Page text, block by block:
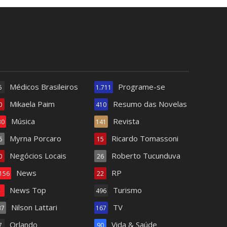
Médicos Brasileiros
Mikaela Paim
Música
Myrna Porcaro
Negócios Locais
News
News Top
Nilson Lattari
Orlando
Programe-se
1.711
Resumo das Novelas
410
Revista
141
Ricardo Tomassoni
15
Roberto Tucunduva
26
RP
22
Turismo
496
TV
167
Vida & Saúde
90